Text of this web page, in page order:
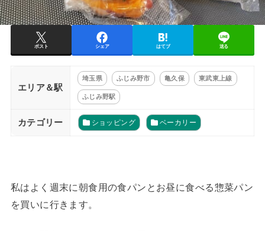
ポスト シェア はてブ 送る
エリア＆駅
埼玉県 ふじみ野市 亀久保 東武東上線
ふじみ野駅
カテゴリー ショッピング ベーカリー
私はよく週末に朝食用の食パンとお昼に食べる惣菜パン
を買いに行きます。